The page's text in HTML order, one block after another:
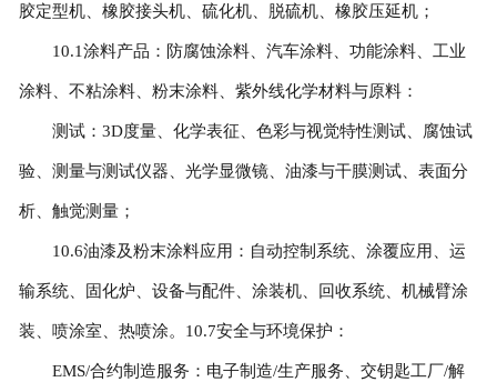
胶定型机、橡胶接头机、硫化机、脱硫机、橡胶压延机；
10.1涂料产品：防腐蚀涂料、汽车涂料、功能涂料、工业
涂料、不粘涂料、粉末涂料、紫外线化学材料与原料：
测试：3D度量、化学表征、色彩与视觉特性测试、腐蚀试
验、测量与测试仪器、光学显微镜、油漆与干膜测试、表面分
析、触觉测量；
10.6油漆及粉末涂料应用：自动控制系统、涂覆应用、运
输系统、固化炉、设备与配件、涂装机、回收系统、机械臂涂
装、喷涂室、热喷涂。10.7安全与环境保护：
EMS/合约制造服务：电子制造/生产服务、交钥匙工厂/解